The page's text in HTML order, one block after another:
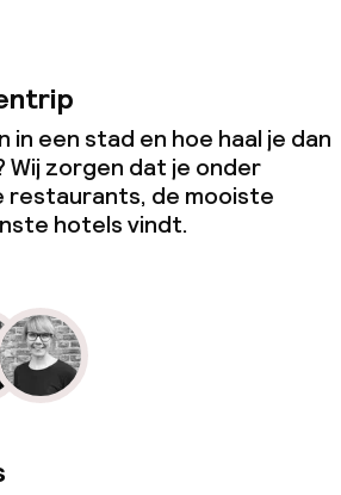
in een stad en hoe haal je dan
Wij zorgen dat je onder
restaurants, de mooiste
hotels vindt.